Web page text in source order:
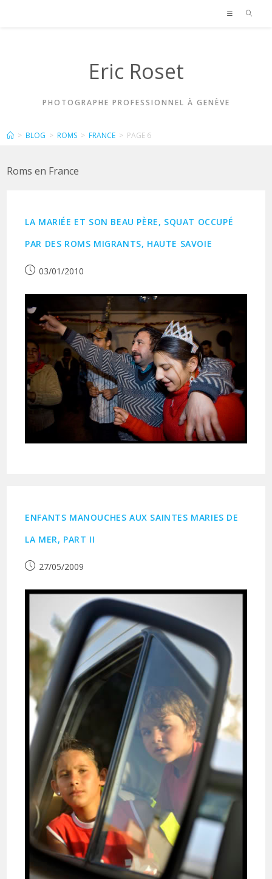
Eric Roset
PHOTOGRAPHE PROFESSIONNEL À GENÈVE
> BLOG > ROMS > FRANCE > PAGE 6
Roms en France
LA MARIÉE ET SON BEAU PÈRE, SQUAT OCCUPÉ
PAR DES ROMS MIGRANTS, HAUTE SAVOIE
Publication
03/01/2010
ENFANTS MANOUCHES AUX SAINTES MARIES DE
LA MER, PART II
Publication
27/05/2009